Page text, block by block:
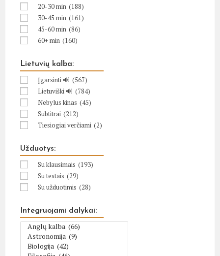
20-30 min (188)
30-45 min (161)
45-60 min (86)
60+ min (160)
Lietuvių kalba:
Įgarsinti 🔊 (567)
Lietuviški 🔊 (784)
Nebylus kinas (45)
Subtitrai (212)
Tiesiogiai verčiami (2)
Užduotys:
Su klausimais (193)
Su testais (29)
Su užduotimis (28)
Integruojami dalykai: